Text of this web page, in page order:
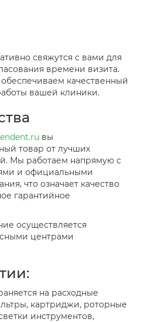
свяжутся с вами для
времени визита.
качественный
вашей клиники.
вы
товар от лучших
Мы работаем напрямую с
и официальными
что означает качество
гарантийное
осуществляется
центрами
на расходные
картриджи, роторные
инструментов,